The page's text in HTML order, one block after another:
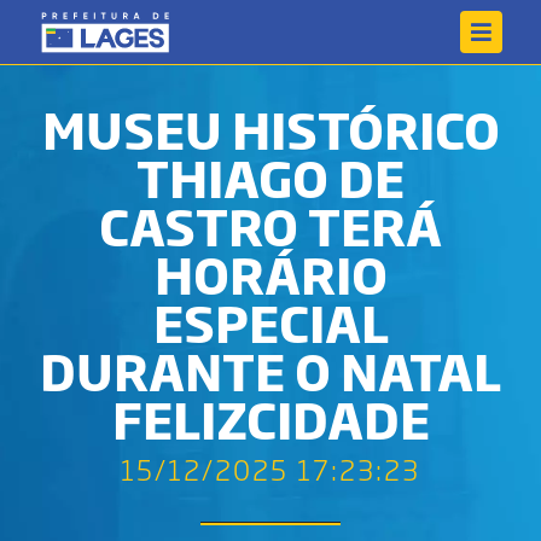
MUSEU HISTÓRICO
THIAGO DE
CASTRO TERÁ
HORÁRIO
ESPECIAL
DURANTE O NATAL
FELIZCIDADE
15/12/2025 17:23:23